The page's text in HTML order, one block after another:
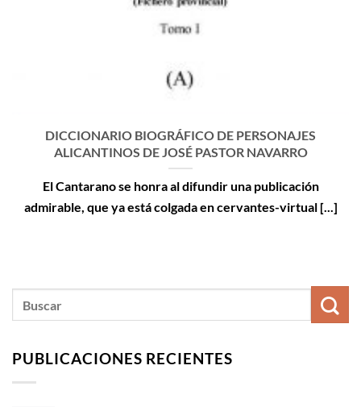
DICCIONARIO BIOGRÁFICO DE PERSONAJES
ALICANTINOS DE JOSÉ PASTOR NAVARRO
El Cantarano se honra al difundir una publicación
admirable, que ya está colgada en cervantes-virtual [...]
PUBLICACIONES RECIENTES